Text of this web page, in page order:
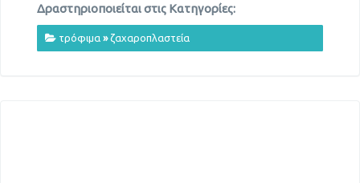
Δραστηριοποιείται στις Κατηγορίες:
τρόφιμα »ζαχαροπλαστεία